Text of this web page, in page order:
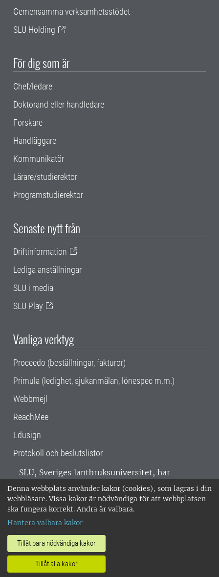
Denna webbplats använder kakor (cookies), som lagras i din
webbläsare. Vissa kakor är nödvändiga för att webbplatsen
ska fungera korrekt. Andra är valbara.
Hantera valbara kakor
Tillåt bara nödvändiga kakor
Tillåt alla kakor
Gemensamma verksamhetsstödet
SLU Holding
För dig som är
Chef/ledare
Doktorand eller handledare
Forskare
Handläggare
Kommunikatör
Lärare/studierektor
Programstudierektor
Senaste nytt från
Driftinformation
Lediga anställningar
SLU i media
SLU Play
Vanliga verktyg
Proceedo (beställningar, fakturor)
Primula (ledighet, sjukanmälan, lönespec m.m.)
Webbmejl
ReachMee
Edusign
Protokoll och beslutslistor
SLU, Sveriges lantbruksuniversitet, har
verksamhet över hela Sverige. Huvudorter är
Alnarp, Uppsala och Umeå.SLU är
miljöcertifierat enligt ISO 14001. •
018-67 10 00 • Org nr: 202100-2817 •
Om SLU:s webbplatser
•Hantera kakor•Behandling av
personuppgifter